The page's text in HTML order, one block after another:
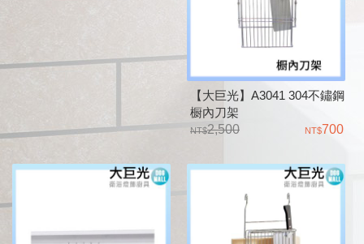
【大巨光】A3041 304不鏽鋼
橱內刀架
2,500
700